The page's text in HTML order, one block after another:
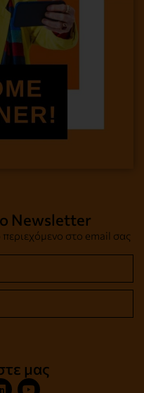
Newsletter
στο email σας
μας